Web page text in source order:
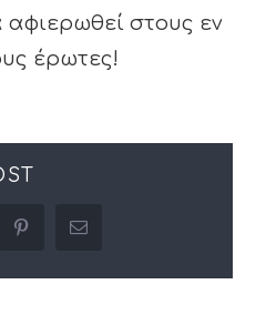
αφιερωθεί στους εν
έρωτες!
pinterestEmail